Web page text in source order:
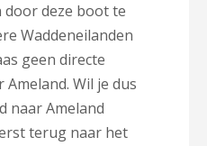
door deze boot te
Waddeneilanden
geen directe
Wil je dus
naar Ameland
terug naar het